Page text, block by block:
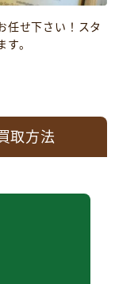
任せ下さい！スタ
。
取方法